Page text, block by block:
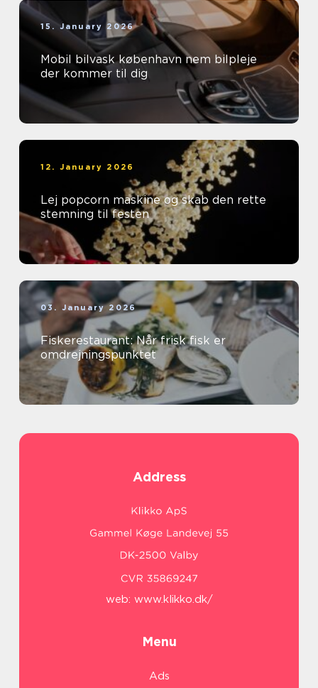
15. January 2026
Mobil bilvask københavn nem bilpleje
der kommer til dig
12. January 2026
Lej popcorn maskine og skab den rette
stemning til festen
03. January 2026
Fiskerestaurant: Når frisk fisk er
omdrejningspunktet
Address
web: www.klikko.dk/
Menu
Ads